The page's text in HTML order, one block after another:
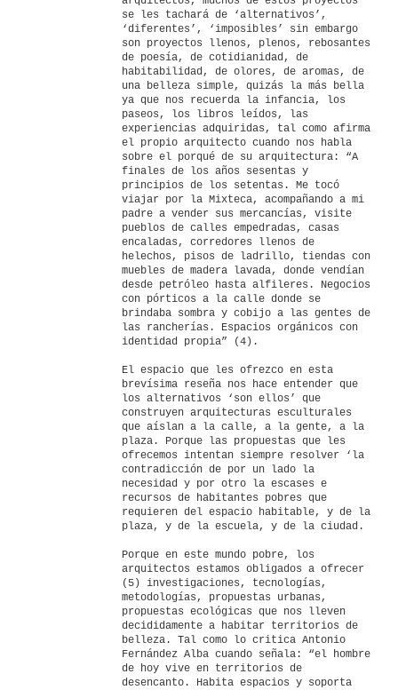
se les tachará de ‘alternativos’,
‘diferentes’, ‘imposibles’ sin embargo
son proyectos llenos, plenos, rebosantes
de poesía, de cotidianidad, de
habitabilidad, de olores, de aromas, de
una belleza simple, quizás la más bella
ya que nos recuerda la infancia, los
paseos, los libros leídos, las
experiencias adquiridas, tal como afirma
el propio arquitecto cuando nos habla
sobre el porqué de su arquitectura: “A
finales de los años sesentas y
principios de los setentas. Me tocó
viajar por la Mixteca, acompañando a mi
padre a vender sus mercancías, visite
pueblos de calles empedradas, casas
encaladas, corredores llenos de
helechos, pisos de ladrillo, tiendas con
muebles de madera lavada, donde vendían
desde petróleo hasta alfileres. Negocios
con pórticos a la calle donde se
brindaba sombra y cobijo a las gentes de
las rancherías. Espacios orgánicos con
identidad propia” (4).
El espacio que les ofrezco en esta
brevísima reseña nos hace entender que
los alternativos ‘son ellos’ que
construyen arquitecturas esculturales
que aíslan a la calle, a la gente, a la
plaza. Porque las propuestas que les
ofrecemos intentan siempre resolver ‘la
contradicción de por un lado la
necesidad y por otro la escases e
recursos de habitantes pobres que
requieren del espacio habitable, y de la
plaza, y de la escuela, y de la ciudad.
Porque en este mundo pobre, los
arquitectos estamos obligados a ofrecer
(5) investigaciones, tecnologías,
metodologías, propuestas urbanas,
propuestas ecológicas que nos lleven
decididamente a habitar territorios de
belleza. Tal como lo critica Antonio
Fernández Alba cuando señala: “el hombre
de hoy vive en territorios de
desencanto. Habita espacios y soporta